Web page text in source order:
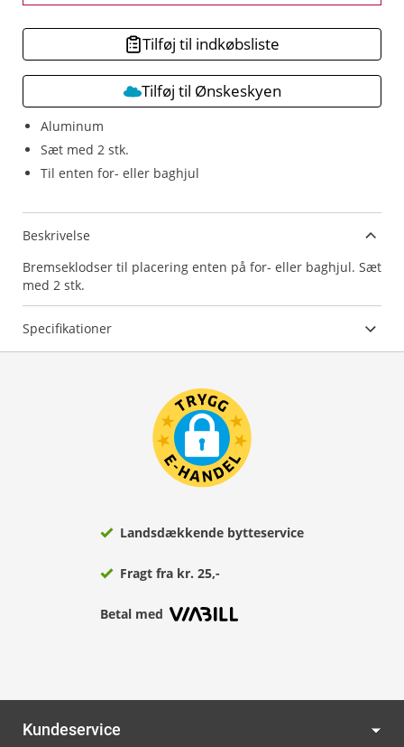
Aluminum
Sæt med 2 stk.
Til enten for- eller baghjul
Tilføj til indkøbsliste
Tilføj til Ønskeskyen
Beskrivelse
Bremseklodser til placering enten på for- eller baghjul. Sæt
med 2 stk.
Specifikationer
Landsdækkende bytteservice
Fragt fra kr. 25,-
Betal med
Kundeservice